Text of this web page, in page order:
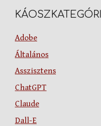
Adobe
Általános
Asszisztens
ChatGPT
Claude
Dall-E